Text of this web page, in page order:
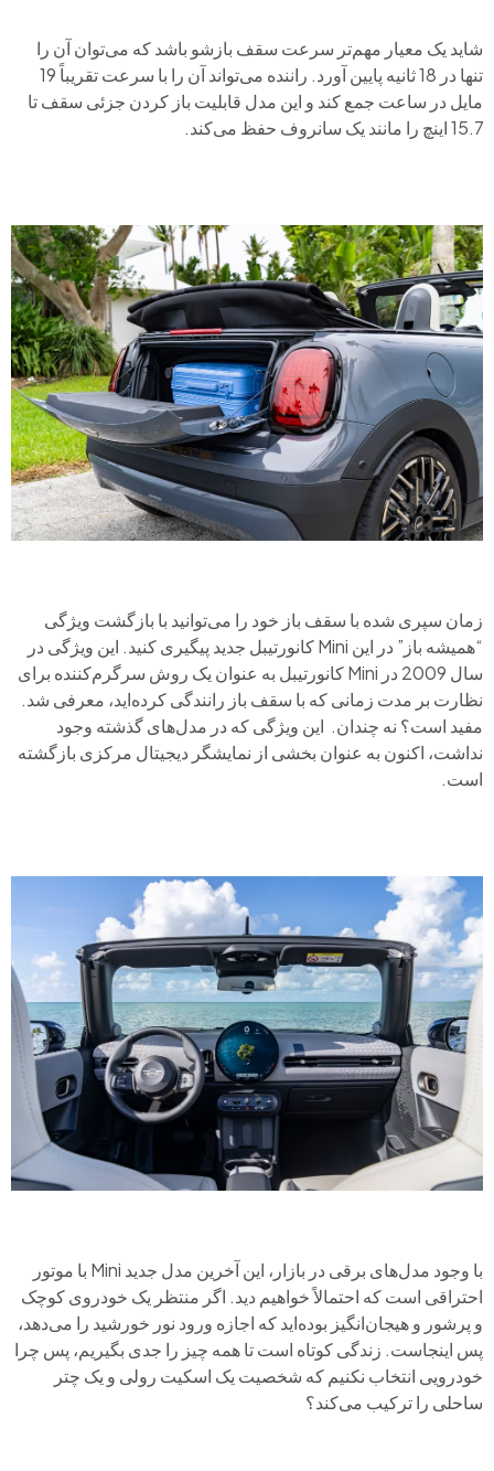
شاید یک معیار مهم‌تر سرعت سقف بازشو باشد که می‌توان آن را
تنها در 18 ثانیه پایین آورد. راننده می‌تواند آن را با سرعت تقریباً 19
مایل در ساعت جمع کند و این مدل قابلیت باز کردن جزئی سقف تا
15.7 اینچ را مانند یک سانروف حفظ می‌کند.
زمان سپری شده با سقف باز خود را می‌توانید با بازگشت ویژگی
“همیشه باز” در این Mini کانورتیبل جدید پیگیری کنید. این ویژگی در
سال 2009 در Mini کانورتیبل به عنوان یک روش سرگرم‌کننده برای
نظارت بر مدت زمانی که با سقف باز رانندگی کرده‌اید، معرفی شد.
مفید است؟ نه چندان. این ویژگی که در مدل‌های گذشته وجود
نداشت، اکنون به عنوان بخشی از نمایشگر دیجیتال مرکزی بازگشته
است.
با وجود مدل‌های برقی در بازار، این آخرین مدل جدید Mini با موتور
احتراقی است که احتمالاً خواهیم دید. اگر منتظر یک خودروی کوچک
و پرشور و هیجان‌انگیز بوده‌اید که اجازه ورود نور خورشید را می‌دهد،
پس اینجاست. زندگی کوتاه است تا همه چیز را جدی بگیریم، پس چرا
خودرویی انتخاب نکنیم که شخصیت یک اسکیت رولی و یک چتر
ساحلی را ترکیب می‌کند؟